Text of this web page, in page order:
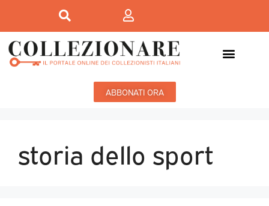
ABBONATI ORA
storia dello sport